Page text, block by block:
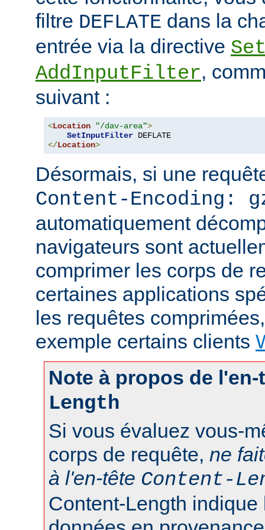
filtre DEFLATE dans la
entrée via la directive
AddInputFilter,
suivant :
<Location "/dav-area">
SetInputFilter
</Location>
Désormais, si une
Content-Encoding:
automatiquement
navigateurs sont
comprimer les corps de
certaines applications
les requêtes
exemple certains clients
Note à propos de
Length
Si vous évaluez vous-
corps de requête, ne
à l'en-tête Content-
Content-Length